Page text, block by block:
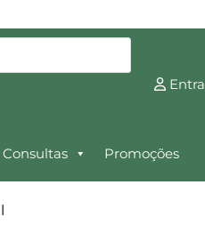
Consultas Promoções